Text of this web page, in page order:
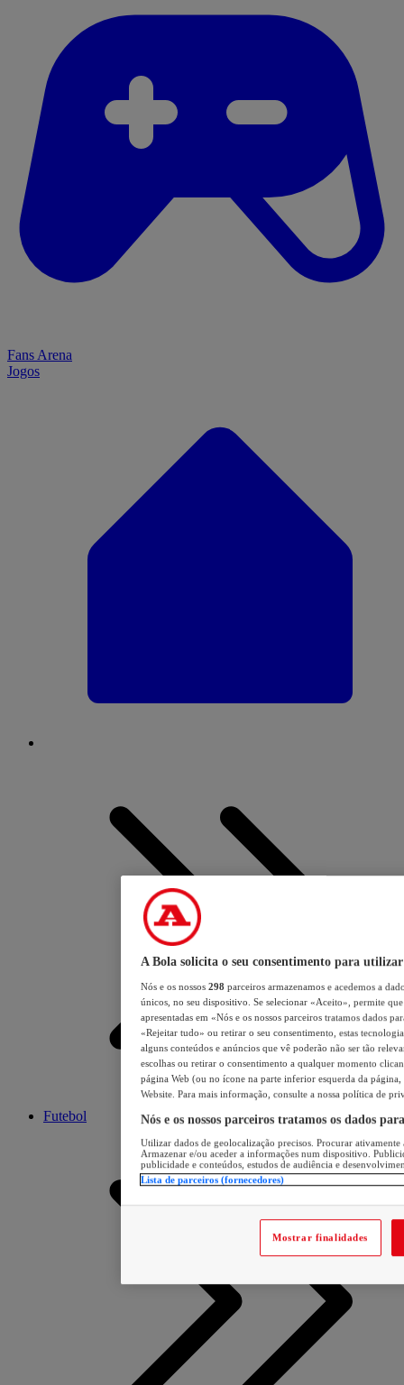
Fans Arena
Jogos
Futebol
A Bola solicita o seu consentimento para utilizar
Nós e os nossos 298 parceiros armazenamos e acedemos a
únicos, no seu dispositivo. Se selecionar «Aceito», permite
apresentadas em «Nós e os nossos parceiros tratamos dados
«Rejeitar tudo» ou retirar o seu consentimento, estas
alguns conteúdos e anúncios que vê poderão não ser tão
escolhas ou retirar o consentimento a qualquer momento
página Web (ou no ícone na parte inferior esquerda da página,
Website. Para mais informação, consulte a nossa política de
Nós e os nossos parceiros tratamos os dados
Utilizar dados de geolocalização precisos. Procurar
Armazenar e/ou aceder a informações num dispositivo.
publicidade e conteúdos, estudos de audiência e
Lista de parceiros (fornecedores)
Mostrar finalidades